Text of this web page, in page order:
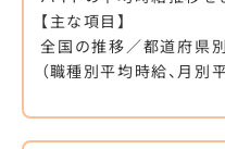
【主な項目】
全国の推移／都道府県
（職種別平均時給、月別